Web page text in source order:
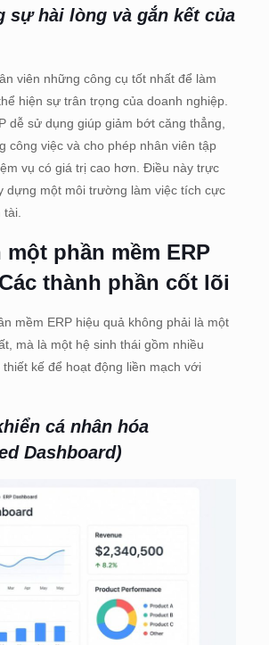
sự hài lòng và gắn kết của
viên những công cụ tốt nhất để làm
hiện sự trân trọng của doanh nghiệp.
dễ sử dụng giúp giảm bớt căng thẳng,
công việc và cho phép nhân viên tập
vụ có giá trị cao hơn. Điều này trực
dựng một môi trường làm việc tích cực
tài.
một phần mềm ERP
thành phần cốt lõi
mềm ERP hiệu quả không phải là một
mà là một hệ sinh thái gồm nhiều
kế để hoạt động liền mạch với
cá nhân hóa
Dashboard)